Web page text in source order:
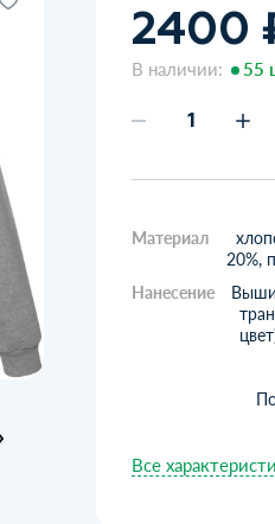
2400
В наличии: 55
Материал
20%,
Нанесение
Все